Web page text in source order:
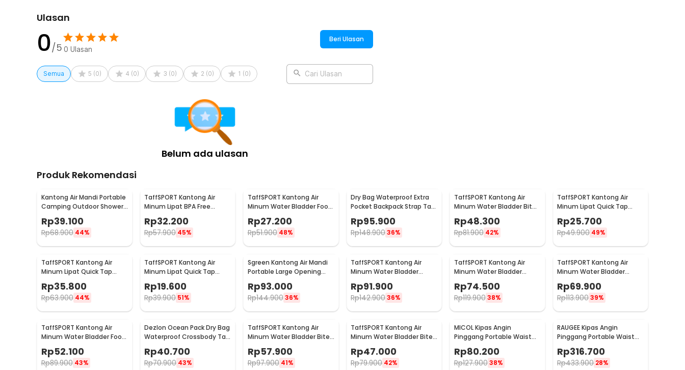
Ulasan
0/5 0 Ulasan
Beri Ulasan
Semua 5 (0) 4 (0) 3 (0) 2 (0) 1 (0) Cari Ulasan
Belum ada ulasan
Produk Rekomendasi
Kantong Air Mandi Portable
Camping Outdoor Shower
Bag PVC 20L - YYEDC
Rp39.100
Rp68.900 44%
TaffSPORT Kantong Air
Minum Lipat BPA Free
Portable Water Bag 20L -
ST-20
Rp32.200
Rp57.900 45%
TaffSPORT Kantong Air
Minum Water Bladder Food
SD16
Rp27.200
Rp51.900 48%
Dry Bag Waterproof Extra
Pocket Backpack Strap Tas
Rp95.900
Rp148.90036%
TaffSPORT Kantong Air
Minum Water Bladder Bit
Valve Hydration Bag 2L -
SD16
Rp48.300
Rp81.900 42%
TaffSPORT Kantong Air
Minum Lipat Quick Tap
ST-116
Rp25.700
Rp49.900 49%
TaffSPORT Kantong Air
Minum Lipat Quick Tap
Portable Water Bag 15L -
ST-15
Rp35.800
Rp63.900 44%
TaffSPORT Kantong Air
Minum Lipat Quick Tap
Portable Water Bag 5L -
ST-15
Rp19.600
Rp39.900 51%
Sgreen Kantong Air Mandi
Portable Large Opening
Camping Shower Bag 20L -
SG-01
Rp93.000
Rp144.900 36%
TaffSPORT Kantong Air
Minum Water Bladder
Rp91.900
Rp142.90036%
TaffSPORT Kantong Air
Minum Water Bladder
Rp74.500
Rp119.900 38%
TaffSPORT Kantong Air
Minum Water Bladder
Hydration Pack 2L - TF30
Rp69.900
Rp113.90039%
TaffSPORT Kantong Air
Minum Water Bladder Food
TF45
Rp52.100
Rp89.900 43%
Dezlon Ocean Pack Dry Bag
Waterproof Crossbody Tas
INU142
Rp40.700
Rp70.900 43%
TaffSPORT Kantong Air
Minum Water Bladder Bite
TF200
Rp57.900
Rp97.900 41%
TaffSPORT Kantong Air
Minum Water Bladder Bite
TF80
Rp47.000
Rp79.900 42%
MICOL Kipas Angin
Pinggang Portable Waist
Fan 3 Speed 5000mAh - V8
Rp80.200
Rp127.900 38%
RAUGEE Kipas Angin
Pinggang Portable Waist
Fan 5 Speed 20000mAh -
F7
Rp316.700
Rp433.900 28%